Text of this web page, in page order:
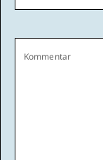
Kommentar